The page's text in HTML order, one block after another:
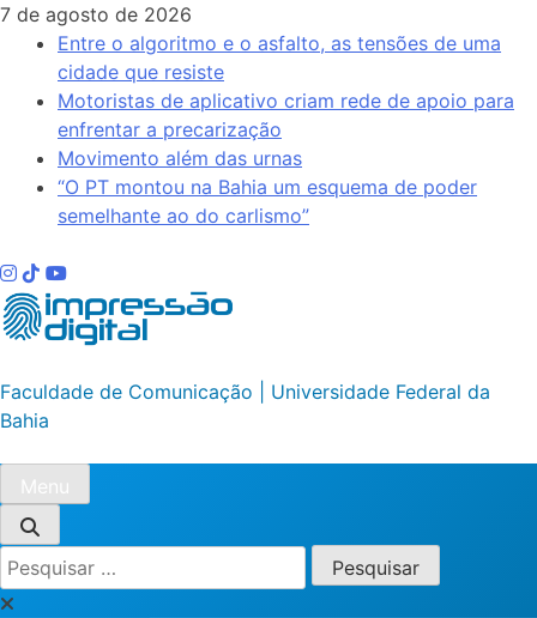
Skip
content
7 de agosto de 2026
Entre o algoritmo e o asfalto, as tensões de uma
cidade que resiste
Motoristas de aplicativo criam rede de apoio para
enfrentar a precarização
Movimento além das urnas
“O PT montou na Bahia um esquema de poder
semelhante ao do carlismo”
Impressão Digital
Faculdade de Comunicação | Universidade Federal da
Bahia
Menu
Pesquisar
por: